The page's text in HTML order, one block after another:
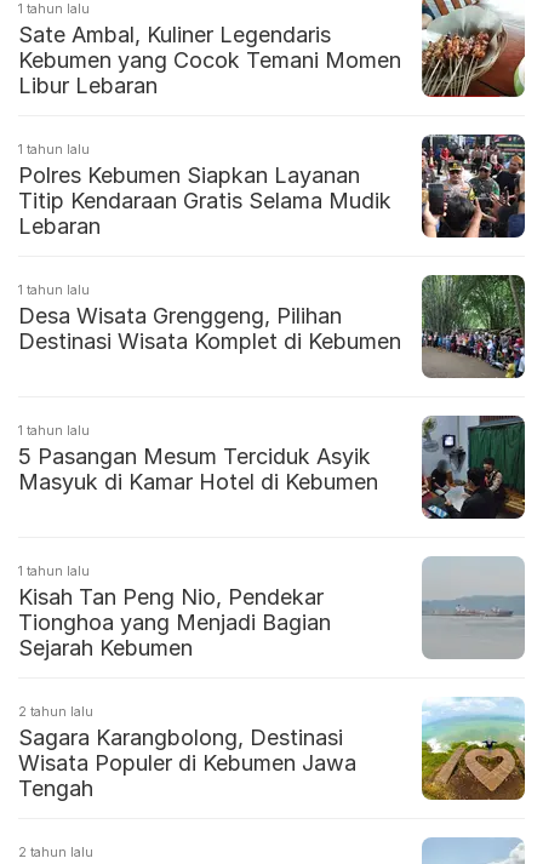
1 tahun lalu
Sate Ambal, Kuliner Legendaris
Kebumen yang Cocok Temani Momen
Libur Lebaran
1 tahun lalu
Polres Kebumen Siapkan Layanan
Titip Kendaraan Gratis Selama Mudik
Lebaran
1 tahun lalu
Desa Wisata Grenggeng, Pilihan
Destinasi Wisata Komplet di Kebumen
1 tahun lalu
5 Pasangan Mesum Terciduk Asyik
Masyuk di Kamar Hotel di Kebumen
1 tahun lalu
Kisah Tan Peng Nio, Pendekar
Tionghoa yang Menjadi Bagian
Sejarah Kebumen
2 tahun lalu
Sagara Karangbolong, Destinasi
Wisata Populer di Kebumen Jawa
Tengah
2 tahun lalu